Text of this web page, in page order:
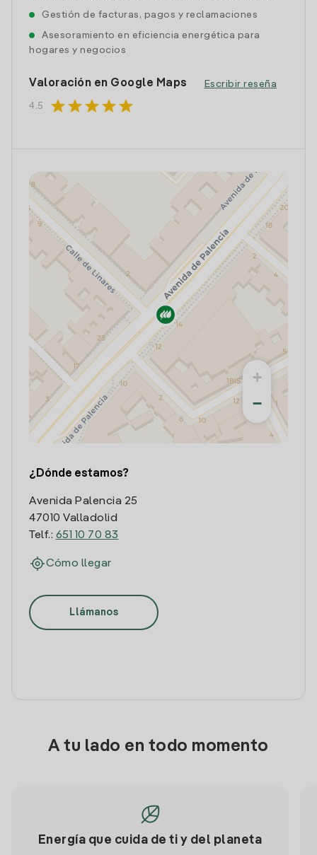
Gestión de facturas, pagos y reclamaciones
Asesoramiento en eficiencia energética para
hogares y negocios
Valoración en Google Maps
4.5 starstarstarstarstar
Escribir reseña
+
−
¿Dónde estamos?
Avenida Palencia 25
47010 Valladolid
Telf.: 651 10 70 83
Cómo llegar
Llámanos
A tu lado en todo momento
Energía que cuida de ti y del planeta